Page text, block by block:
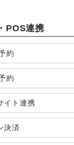
POS連携
約
約
イト連携
決済